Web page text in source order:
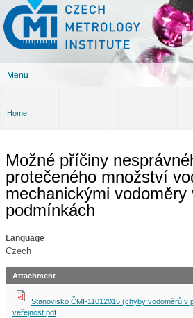
content
Czech
metrology
institute
Menu
You are here
Home
Možné příčiny
protečeného množství
mechanickými
podmínkách
Language
Czech
Attachment
Stanovisko ČMI-11012015 (chyby vodoměrů v
veřejnost.pdf